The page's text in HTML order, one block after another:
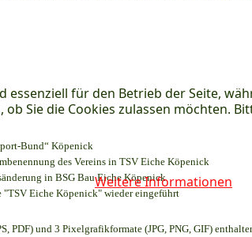
essenziell für den Betrieb der Seite,
Sie die Cookies zulassen möchten.
Weitere Informationen
Bund“ Köpenick
des Vereins in TSV Eiche Köpenick
in BSG Bau Eiche Köpenick
"TSV Eiche Köpenick" wieder eingeführt
PDF) und 3 Pixelgrafikformate (JPG, PNG, GIF)